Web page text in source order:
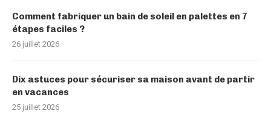
Comment fabriquer un bain de soleil en palettes en 7
étapes faciles ?
26 juillet 2026
Dix astuces pour sécuriser sa maison avant de partir
en vacances
25 juillet 2026